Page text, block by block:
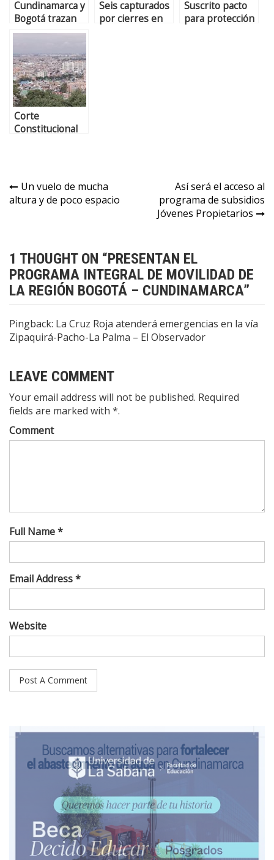
Cundinamarca y
Bogotá trazan
plan conjunto
Seis capturados
por cierres en
Suscrito pacto
para protección
Corte
Constitucional
Cundinamarca
Un vuelo de mucha
altura y de poco espacio
Así será el acceso al
programa de subsidios
Jóvenes Propietarios
1 THOUGHT ON “PRESENTAN EL
PROGRAMA INTEGRAL DE MOVILIDAD DE
LA REGIÓN BOGOTÁ – CUNDINAMARCA”
Pingback: La Cruz Roja atenderá emergencias en la vía
Zipaquirá-Pacho-La Palma – El Observador
LEAVE COMMENT
Your email address will not be published. Required
fields are marked with *.
Comment
Full Name *
Email Address *
Website